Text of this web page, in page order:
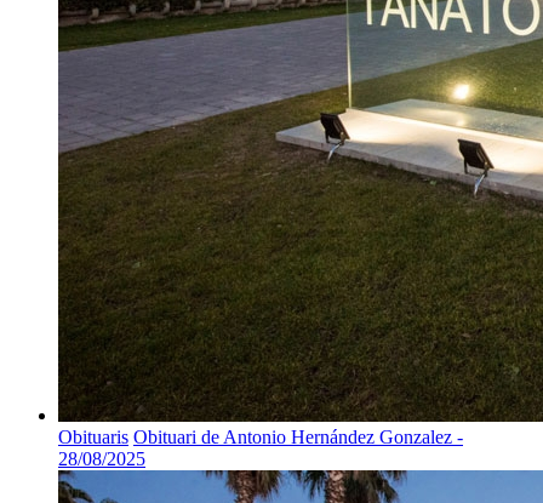
Obituaris Obituari de Antonio Hernández Gonzalez -
28/08/2025